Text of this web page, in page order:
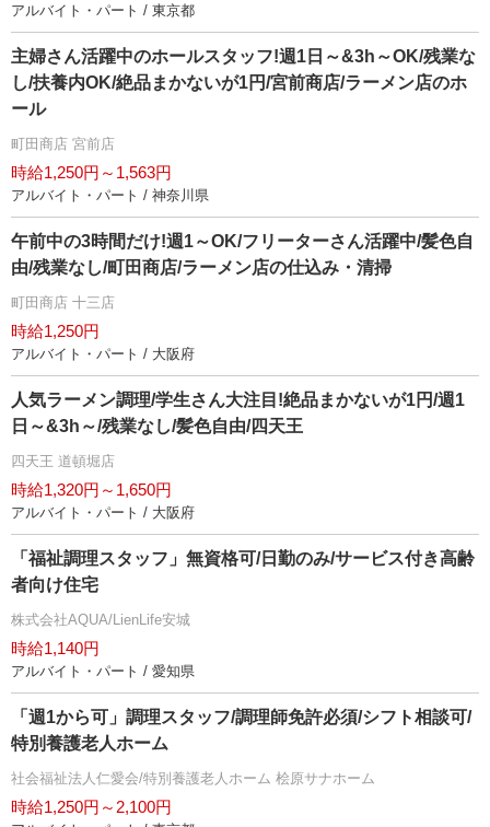
アルバイト・パート / 東京都
主婦さん活躍中のホールスタッフ!週1日～&3h～OK/残業な
し/扶養内OK/絶品まかないが1円/宮前商店/ラーメン店のホ
ール
町田商店 宮前店
時給1,250円～1,563円
アルバイト・パート / 神奈川県
午前中の3時間だけ!週1～OK/フリーターさん活躍中/髪色自
由/残業なし/町田商店/ラーメン店の仕込み・清掃
町田商店 十三店
時給1,250円
アルバイト・パート / 大阪府
人気ラーメン調理/学生さん大注目!絶品まかないが1円/週1
日～&3h～/残業なし/髪色自由/四天王
四天王 道頓堀店
時給1,320円～1,650円
アルバイト・パート / 大阪府
「福祉調理スタッフ」無資格可/日勤のみ/サービス付き高齢
者向け住宅
株式会社AQUA/LienLife安城
時給1,140円
アルバイト・パート / 愛知県
「週1から可」調理スタッフ/調理師免許必須/シフト相談可/
特別養護老人ホーム
社会福祉法人仁愛会/特別養護老人ホーム 桧原サナホーム
時給1,250円～2,100円